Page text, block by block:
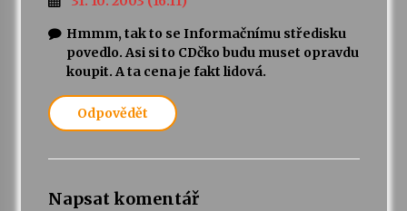
Hmmm, tak to se Informačnímu středisku
povedlo. Asi si to CDčko budu muset opravdu
koupit. A ta cena je fakt lidová.
Odpovědět
Napsat komentář